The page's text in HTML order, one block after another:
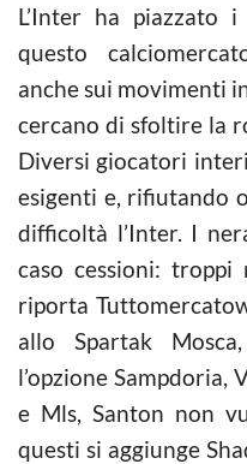
L’Inter ha
questo
anche sui movimenti
cercano di sfoltire la
Diversi giocatori
esigenti e, rifiutando
difficoltà l’Inter. I
caso cessioni:
riporta
allo Spartak
l’opzione
e Mls, Santon non
questi si aggiunge